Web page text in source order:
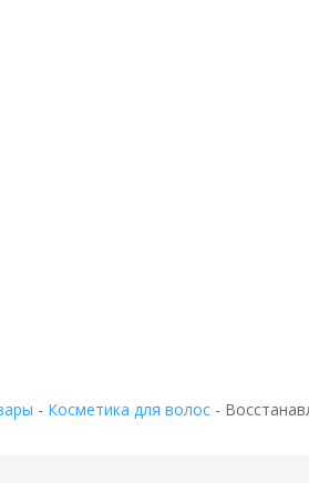
- Косметика для волос -